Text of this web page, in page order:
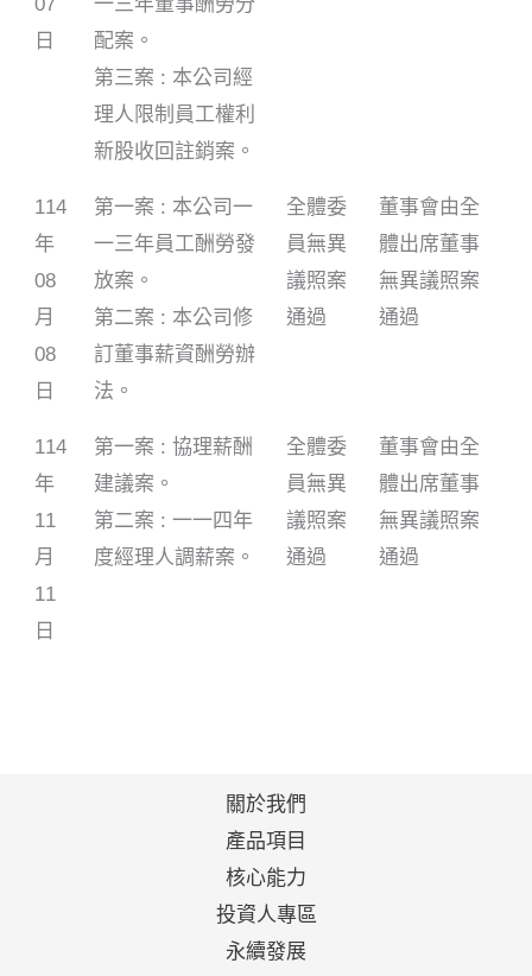
日
配案。
第三案 : 本公司經
理人限制員工權利
新股收回註銷案。
114
年
08
月
08
日
第一案 : 本公司一
一三年員工酬勞發
放案。
第二案 : 本公司修
訂董事薪資酬勞辦
法。
全體委
員無異
議照案
通過
董事會由全
體出席董事
無異議照案
通過
114
年
11
月
11
日
第一案 : 協理薪酬
建議案。
第二案 : 一一四年
度經理人調薪案。
全體委
員無異
議照案
通過
董事會由全
體出席董事
無異議照案
通過
關於我們
產品項目
核心能力
投資人專區
永續發展